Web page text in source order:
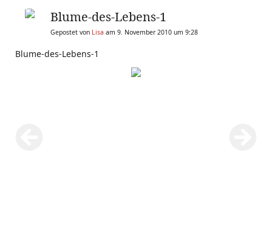
Blume-des-Lebens-1
Gepostet von Lisa am 9. November 2010 um 9:28
Blume-des-Lebens-1